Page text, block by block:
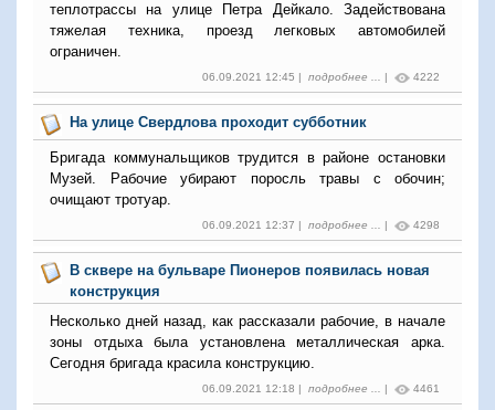
теплотрассы на улице Петра Дейкало. Задействована
тяжелая техника, проезд легковых автомобилей
ограничен.
06.09.2021 12:45 | подробнее ... | 4222
На улице Свердлова проходит субботник
Бригада коммунальщиков трудится в районе остановки
Музей. Рабочие убирают поросль травы с обочин;
очищают тротуар.
06.09.2021 12:37 | подробнее ... | 4298
В сквере на бульваре Пионеров появилась новая
конструкция
Несколько дней назад, как рассказали рабочие, в начале
зоны отдыха была установлена металлическая арка.
Сегодня бригада красила конструкцию.
06.09.2021 12:18 | подробнее ... | 4461